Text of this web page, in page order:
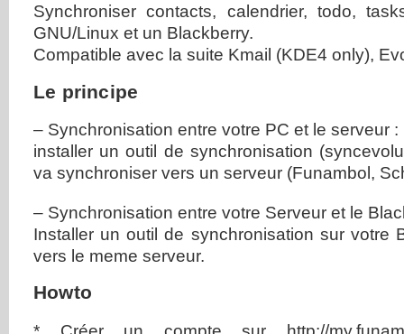
Synchroniser contacts, calendrier, todo,
GNU/Linux et un Blackberry.
Compatible avec la suite Kmail (KDE4 only),
Le principe
– Synchronisation entre votre PC et le serveur :
installer un outil de synchronisation
va synchroniser vers un serveur (Funambol,
– Synchronisation entre votre Serveur et le
Installer un outil de synchronisation sur votre
vers le meme serveur.
Howto
* Créer un compte sur http://